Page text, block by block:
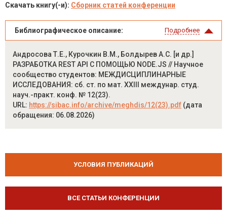
Скачать книгу(-и): Сборник статей конференции
Библиографическое описание: Подробнее
Андросова Т.Е., Курочкин В.М., Болдырев А.С. [и др.]
РАЗРАБОТКА REST API С ПОМОЩЬЮ NODE.JS // Научное
сообщество студентов: МЕЖДИСЦИПЛИНАРНЫЕ
ИССЛЕДОВАНИЯ: сб. ст. по мат. XXIII междунар. студ.
науч.-практ. конф. № 12(23).
URL: https://sibac.info/archive/meghdis/12(23).pdf (дата
обращения: 06.08.2026)
УСЛОВИЯ ПУБЛИКАЦИЙ
ВСЕ СТАТЬИ КОНФЕРЕНЦИИ